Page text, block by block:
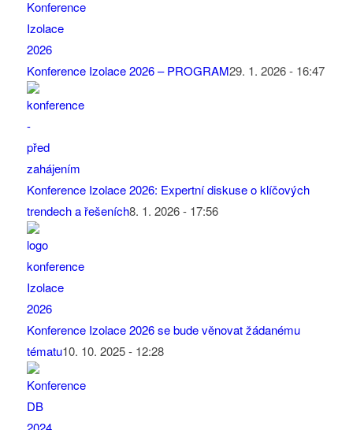
Konference Izolace 2026 – PROGRAM29. 1. 2026 - 16:47
Konference Izolace 2026: Expertní diskuse o klíčových
trendech a řešeních8. 1. 2026 - 17:56
Konference Izolace 2026 se bude věnovat žádanému
tématu10. 10. 2025 - 12:28